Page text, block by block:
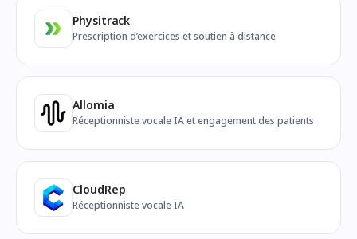
Physitrack
Prescription d’exercices et soutien à distance
Allomia
Réceptionniste vocale IA et engagement des patients
CloudRep
Réceptionniste vocale IA